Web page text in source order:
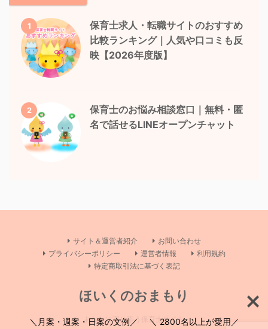
1
保育士求人・転職サイトのおすすめ
比較ランキング｜人気や口コミも反
映【2026年度版】
2
保育士のお悩み相談窓口｜無料・匿
名で話せるLINEオープンチャット
サイト＆運営者紹介
お問い合わせ
プライバシーポリシー
運営者情報
利用規約
特定商取引法に基づく表記
ほいくのおまもり
あなたに寄り添う保育士サイト
＼月案・週案・日案の文例／ ＼ 2800名以上が愛用／